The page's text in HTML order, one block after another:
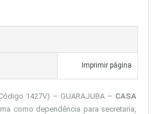
Imprimir página
1427V) – GUARAJUBA – CASA
como dependência para secretaria,